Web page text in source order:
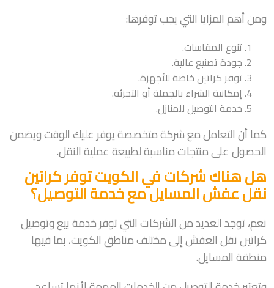
ومن أهم المزايا التي يجب توفرها:
تنوع المقاسات.
جودة تصنيع عالية.
توفر كراتين خاصة للأجهزة.
إمكانية الشراء بالجملة أو التجزئة.
خدمة التوصيل للمنازل.
كما أن التعامل مع شركة متخصصة يوفر عليك الوقت ويضمن
الحصول على منتجات مناسبة لطبيعة عملية النقل.
هل هناك شركات في الكويت توفر كراتين
نقل عفش المسايل مع خدمة التوصيل؟
نعم، توجد العديد من الشركات التي توفر خدمة بيع وتوصيل
كراتين نقل العفش إلى مختلف مناطق الكويت، بما فيها
منطقة المسايل.